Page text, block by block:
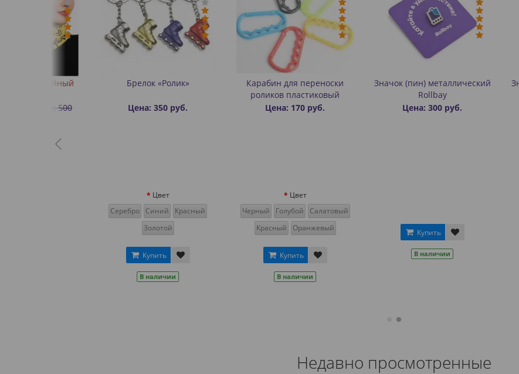
Брелок «Ролик»
Цена: 350 руб.
Синий Красный
Карабин для переноски
роликов пластиковый
Цена: 170 руб.
Черный
Голубой
Салатовый
Оранжевый
Значок (пин) металлический
Цена: 300 руб.
Значок
Недавно просмотренные